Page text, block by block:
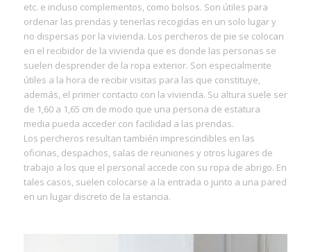
etc. e incluso complementos, como bolsos. Son útiles para
ordenar las prendas y tenerlas recogidas en un solo lugar y
no dispersas por la vivienda. Los percheros de pie se colocan
en el recibidor de la vivienda que es donde las personas se
suelen desprender de la ropa exterior. Son especialmente
útiles a la hora de recibir visitas para las que constituye,
además, el primer contacto con la vivienda. Su altura suele ser
de 1,60 a 1,65 cm de modo que una persona de estatura
media pueda acceder con facilidad a las prendas.
Los percheros resultan también imprescindibles en las
oficinas, despachos, salas de reuniones y otros lugares de
trabajo a los que el personal accede con su ropa de abrigo. En
tales casos, suelen colocarse a la entrada o junto a una pared
en un lugar discreto de la estancia.